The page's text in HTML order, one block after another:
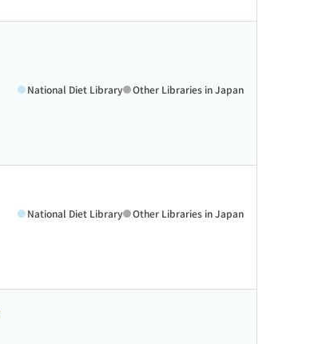
National Diet Library Other Libraries in Japan
National Diet Library Other Libraries in Japan